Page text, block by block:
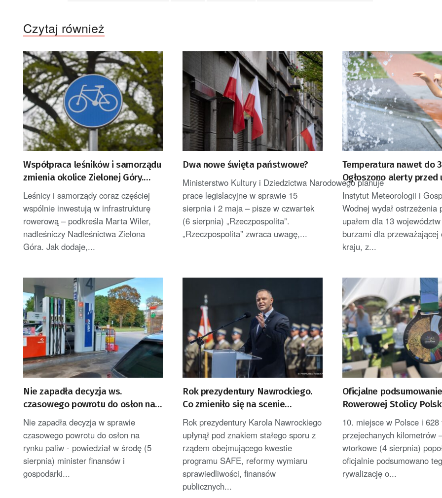
Czytaj również
Współpraca leśników i samorządu
zmienia okolice Zielonej Góry.
Powstają nowe ścieżki rowerowe
Leśnicy i samorządy coraz częściej
wspólnie inwestują w infrastrukturę
rowerową – podkreśla Marta Wiler,
nadleśniczy Nadleśnictwa Zielona
Góra. Jak dodaje,...
Dwa nowe święta państwowe?
Ministerstwo Kultury i Dziedzictwa Narodowego planuje
prace legislacyjne w sprawie 15
sierpnia i 2 maja – pisze w czwartek
(6 sierpnia) „Rzeczpospolita”.
„Rzeczpospolita” zwraca uwagę,...
Temperatura nawet do
Ogłoszono alerty przed
burzami
Instytut Meteorologii i
Wodnej wydał ostrzeżenia
upałem dla 13
burzami dla przeważającej
kraju, z...
Nie zapadła decyzja ws.
czasowego powrotu do osłon na
rynku paliw
Nie zapadła decyzja w sprawie
czasowego powrotu do osłon na
rynku paliw - powiedział w środę (5
sierpnia) minister finansów i
gospodarki...
Rok prezydentury Nawrockiego.
Co zmieniło się na scenie
politycznej?
Rok prezydentury Karola Nawrockiego
upłynął pod znakiem stałego sporu z
rządem obejmującego kwestie
programu SAFE, reformy wymiaru
sprawiedliwości, finansów
publicznych...
Oficjalne podsumowanie
Rowerowej Stolicy
Zielonej Górze
10. miejsce w Polsce i 628
przejechanych kilometrów
wtorkowe (4 sierpnia)
oficjalnie podsumowano
rywalizację o...